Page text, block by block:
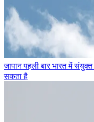
जापान पहली बार भारत में
सकता है